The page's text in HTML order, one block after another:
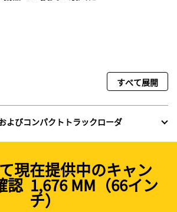
すべて展開
よびコンパクトトラックローダ
現在提供中のキャン
認 1,676 MM（66イン
チ）